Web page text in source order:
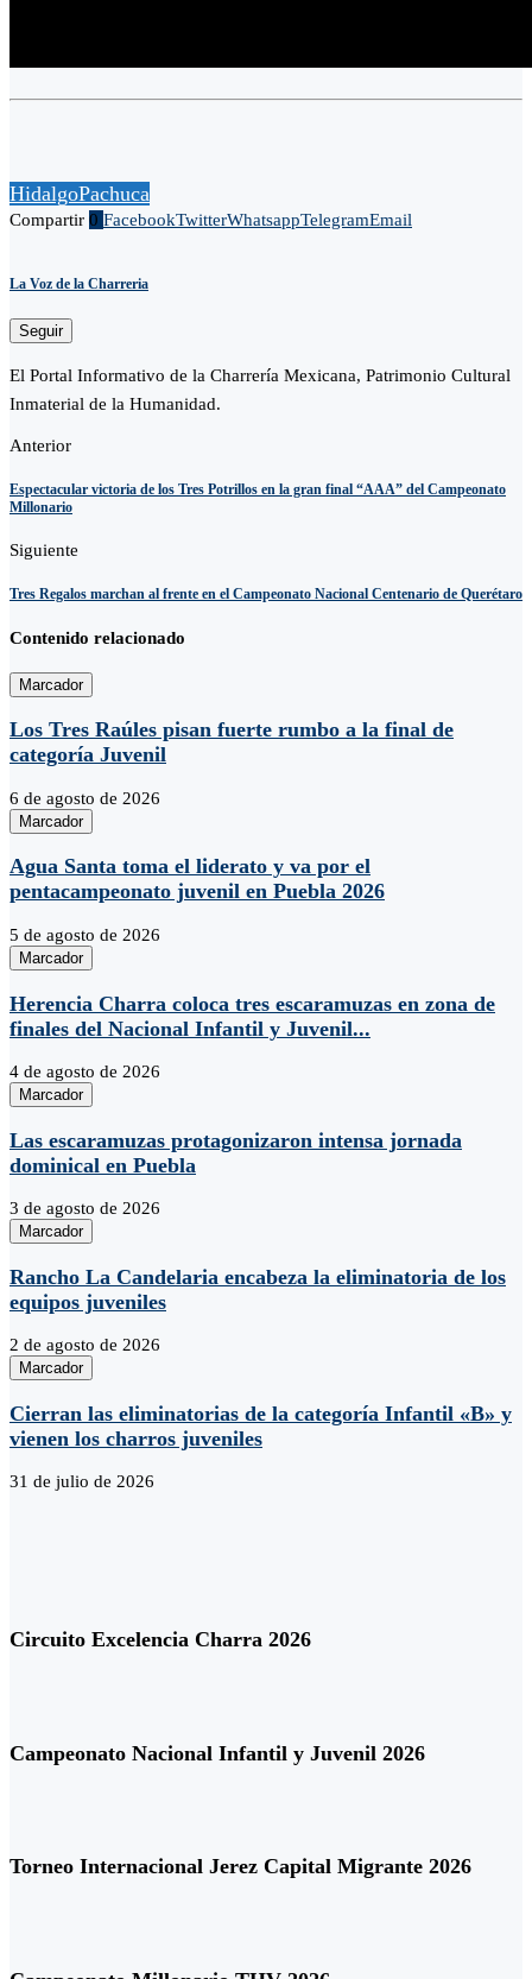
HidalgoPachuca
Compartir 0 FacebookTwitterWhatsappTelegramEmail
La Voz de la Charreria
Seguir
El Portal Informativo de la Charrería Mexicana, Patrimonio Cultural
Inmaterial de la Humanidad.
Anterior
Espectacular victoria de los Tres Potrillos en la gran final “AAA” del Campeonato
Millonario
Siguiente
Tres Regalos marchan al frente en el Campeonato Nacional Centenario de Querétaro
Contenido relacionado
Marcador
Los Tres Raúles pisan fuerte rumbo a la final de
categoría Juvenil
6 de agosto de 2026
Marcador
Agua Santa toma el liderato y va por el
pentacampeonato juvenil en Puebla 2026
5 de agosto de 2026
Marcador
Herencia Charra coloca tres escaramuzas en zona de
finales del Nacional Infantil y Juvenil...
4 de agosto de 2026
Marcador
Las escaramuzas protagonizaron intensa jornada
dominical en Puebla
3 de agosto de 2026
Marcador
Rancho La Candelaria encabeza la eliminatoria de los
equipos juveniles
2 de agosto de 2026
Marcador
Cierran las eliminatorias de la categoría Infantil «B» y
vienen los charros juveniles
31 de julio de 2026
Circuito Excelencia Charra 2026
Campeonato Nacional Infantil y Juvenil 2026
Torneo Internacional Jerez Capital Migrante 2026